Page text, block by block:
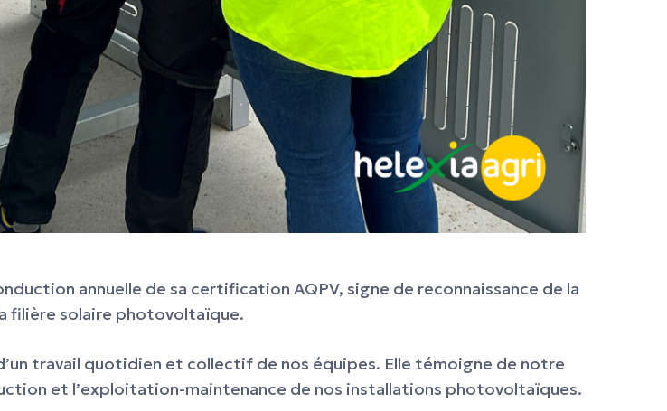
annuelle de sa certification AQPV, signe de reconnaissance de la
filière solaire photovoltaïque.
travail quotidien et collectif de nos équipes. Elle témoigne de notre
et l’exploitation-maintenance de nos installations photovoltaïques.